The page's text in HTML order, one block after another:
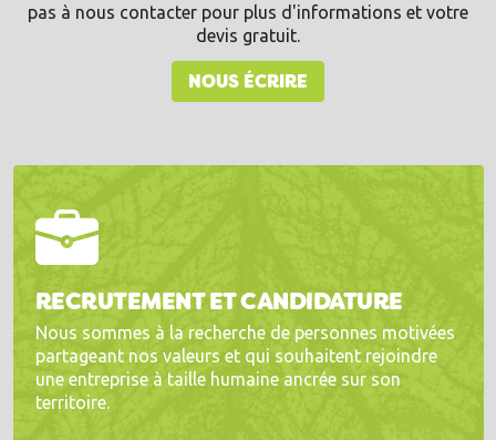
pas à nous contacter pour plus d'informations et votre
devis gratuit.
NOUS ÉCRIRE
RECRUTEMENT ET CANDIDATURE
Nous sommes à la recherche de personnes motivées
partageant nos valeurs et qui souhaitent rejoindre
une entreprise à taille humaine ancrée sur son
territoire.